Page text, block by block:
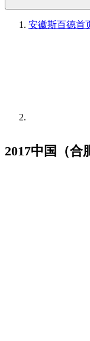
安徽斯百德首
2017中国（合